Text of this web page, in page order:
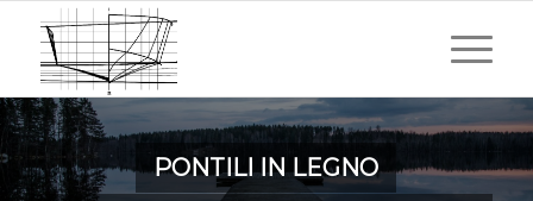
PONTILI IN LEGNO